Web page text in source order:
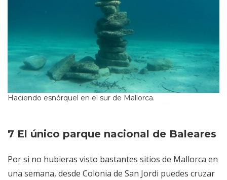
Haciendo esnórquel en el sur de Mallorca.
7 El único parque nacional de Baleares
Por si no hubieras visto bastantes sitios de Mallorca en
una semana, desde Colonia de San Jordi puedes cruzar